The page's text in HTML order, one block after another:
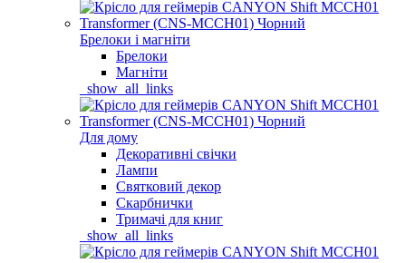
Брелоки і магніти
Брелоки
Магніти
_show_all_links
Для дому
Декоративні свічки
Лампи
Святковий декор
Скарбнички
Тримачі для книг
_show_all_links